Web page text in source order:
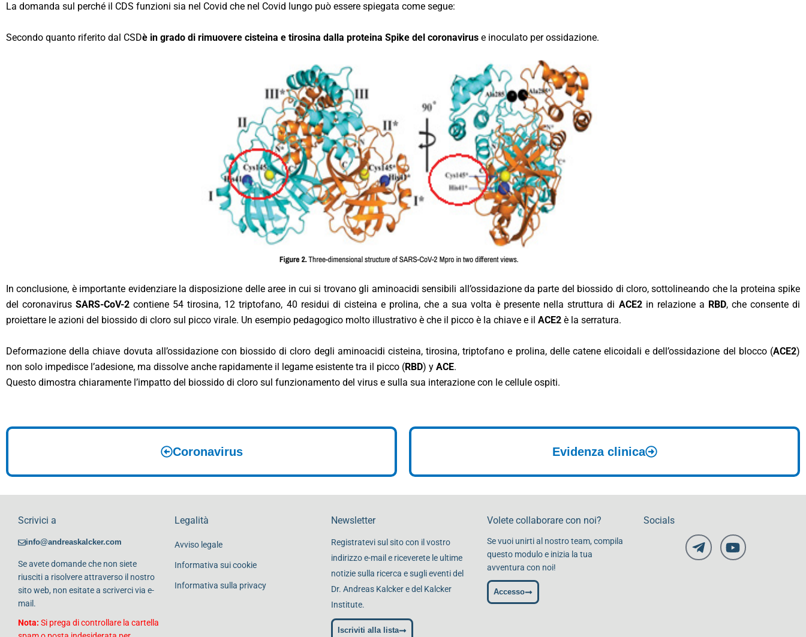
La domanda sul perché il CDS funzioni sia nel Covid che nel Covid lungo può essere spiegata come segue:
Secondo quanto riferito dal CSDè in grado di rimuovere cisteina e tirosina dalla proteina Spike del coronavirus e inoculato per ossidazione.
In conclusione, è importante evidenziare la disposizione delle aree in cui si trovano gli aminoacidi sensibili all’ossidazione da parte del biossido di cloro, sottolineando che la proteina spike
del coronavirusSARS-CoV-2 contiene 54 tirosina, 12 triptofano, 40 residui di cisteina e prolina, che a sua volta è presente nella struttura di ACE2in relazione a RBD, che consente di
proiettare le azioni del biossido di cloro sul picco virale. Un esempio pedagogico molto illustrativo è che il picco è la chiave e il ACE2 è la serratura.
Deformazione della chiave dovuta all’ossidazione con biossido di cloro degli aminoacidi cisteina, tirosina, triptofano e prolina, delle catene elicoidali e dell’ossidazione del blocco (ACE2)
non solo impedisce l’adesione, ma dissolve anche rapidamente il legame esistente tra il picco (RBD) y ACE.
Questo dimostra chiaramente l’impatto del biossido di cloro sul funzionamento del virus e sulla sua interazione con le cellule ospiti.
Coronavirus Evidenza clinica
Scrivici a
info@andreaskalcker.com
Se avete domande che non siete
riusciti a risolvere attraverso il nostro
sito web, non esitate a scriverci via e-
mail.
Nota: Si prega di controllare la cartella
Legalità
Avviso legale
Informativa sui cookie
Informativa sulla privacy
Newsletter
Registratevi sul sito con il vostro
indirizzo e-mail e riceverete le ultime
notizie sulla ricerca e sugli eventi del
Dr. Andreas Kalcker e del Kalcker
Institute.
Iscriviti alla lista
Volete collaborare con noi?
Se vuoi unirti al nostro team, compila
questo modulo e inizia la tua
avventura con noi!
Accesso
Socials